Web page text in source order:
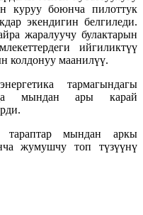
куруу боюнча пилоттук
экендигин белгиледи.
жаралуучу булактарын
ийгиликтүү
колдонуу маанилүү.
тармагындагы
мындан ары карай
тараптар мындан аркы
жумушчу топ түзүүнү